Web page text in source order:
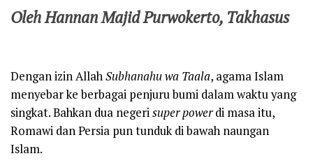
Oleh Hannan Majid Purwokerto, Takhasus
Dengan izin AllahSubhanahu wa Taala, agama Islam
menyebar ke berbagai penjuru bumi dalam waktu yang
singkat. Bahkan dua negerisuper powerdi masa itu,
Romawi dan Persia pun tunduk di bawah naungan
Islam.